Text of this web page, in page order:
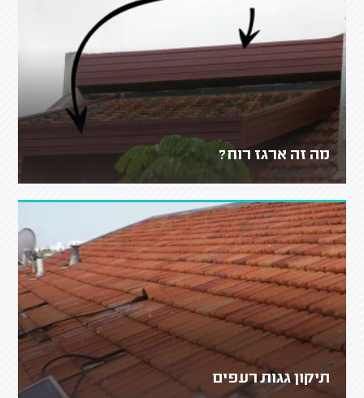
מה זה ארגז רוח?
תיקון גגות רעפים